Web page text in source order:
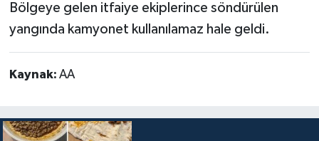
Bölgeye gelen itfaiye ekiplerince söndürülen
yangında kamyonet kullanılamaz hale geldi.
Kaynak: AA